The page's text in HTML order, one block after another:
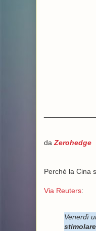
da Zerohedge
Perché la Cina
Via Reuters:
Venerdì